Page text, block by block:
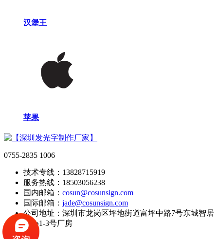
汉堡王
苹果
0755-2835 1006
技术专线：13828715919
服务热线：18503056238
国内邮箱： cosun@cosunsign.com
国际邮箱： jade@cosunsign.com
公司地址：深圳市龙岗区坪地街道富坪中路7号东城智居
中心1-3号厂房